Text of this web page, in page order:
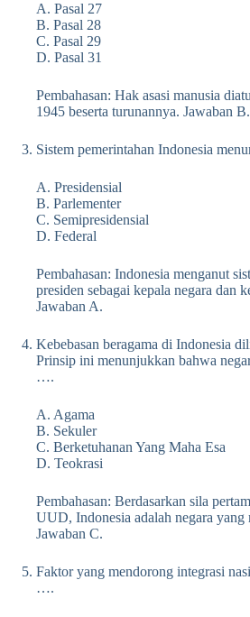
A. Pasal 27
B. Pasal 28
C. Pasal 29
D. Pasal 31
Pembahasan: Hak asasi manusia
1945 beserta turunannya. Jawaban B.
Sistem pemerintahan Indonesia
A. Presidensial
B. Parlementer
C. Semipresidensial
D. Federal
Pembahasan: Indonesia menganut
presiden sebagai kepala negara dan
Jawaban A.
Kebebasan beragama di Indonesia
Prinsip ini menunjukkan bahwa
….
A. Agama
B. Sekuler
C. Berketuhanan Yang Maha Esa
D. Teokrasi
Pembahasan: Berdasarkan sila
UUD, Indonesia adalah negara yang
Jawaban C.
Faktor yang mendorong integrasi
….